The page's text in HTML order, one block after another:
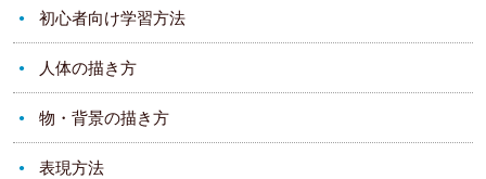
初心者向け学習方法
人体の描き方
物・背景の描き方
表現方法